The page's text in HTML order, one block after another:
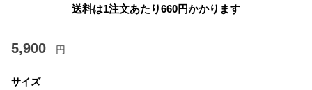
送料は1注文あたり660円かかります
5,900 円
サイズ